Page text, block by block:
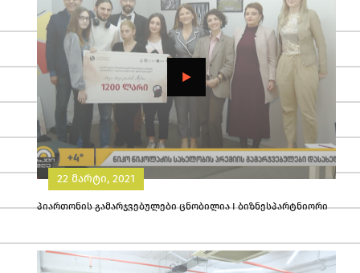
22 მარტი, 2021
პიართონის გამარჯვებულები ცნობილია I ბიზნესპარტნიორი